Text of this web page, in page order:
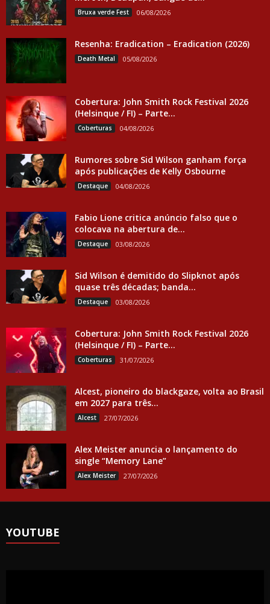
Bruxa verde Fest 06/08/2026
Resenha: Eradication – Eradication (2026)
Death Metal 05/08/2026
Cobertura: John Smith Rock Festival 2026
(Helsinque / FI) – Parte...
Coberturas 04/08/2026
Rumores sobre Sid Wilson ganham força
após publicações de Kelly Osbourne
Destaque 04/08/2026
Fabio Lione critica anúncio falso que o
colocava na abertura de...
Destaque 03/08/2026
Sid Wilson é demitido do Slipknot após
quase três décadas; banda...
Destaque 03/08/2026
Cobertura: John Smith Rock Festival 2026
(Helsinque / FI) – Parte...
Coberturas 31/07/2026
Alcest, pioneiro do blackgaze, volta ao Brasil
em 2027 para três...
Alcest 27/07/2026
Alex Meister anuncia o lançamento do
single “Memory Lane”
Alex Meister 27/07/2026
YOUTUBE